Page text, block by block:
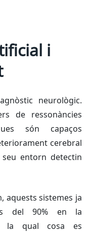
i
neurològic.
de ressonàncies
són capaços
cerebral
entorn detectin
aquests sistemes ja
del 90% en la
la qual cosa es